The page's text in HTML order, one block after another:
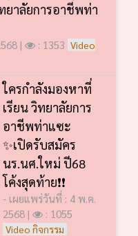
ยาลัยการอาชีพท่า
| : 1353 Video
ใครกำลังมองหาที่
เรียน วิทยาลัยการ
อาชีพท่าแซะ
✨เปิดรับสมัคร
นร.นศ.ใหม่ ปี68
โค้งสุดท้าย❗️❗️
- เผยแพร่วันที่ : 4 พ.ค.
2568 |
: 1055
Video กิจกรรม